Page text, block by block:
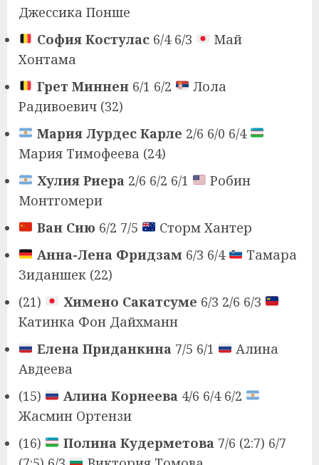
Джессика Понше
София Костулас6/4 6/3
Май
Хонтама
Грет Миннен6/1 6/2
Лола
Радивоевич (32)
Мария Лурдес Карле 2/6 6/0 6/4
Мария Тимофеева (24)
Хулия Риера 2/6 6/2 6/1
Робин
Монтгомери
Ван Сию 6/2 7/5
Сторм Хантер
Анна-Лена Фридзам6/3 6/4
Тамара
Зиданшек (22)
(21)
Химено Сакатсуме 6/3 2/6 6/3
Катинка Фон Дайхманн
Елена Приданкина 7/5 6/1
Алина
Авдеева
(15)
Алина Корнеева 4/6 6/4 6/2
Жасмин Ортензи
(16)
Полина Кудерметова 7/6 (2:7) 6/7